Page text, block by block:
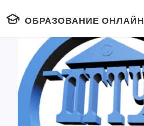
ОБРАЗОВАНИЕ ОНЛАЙН